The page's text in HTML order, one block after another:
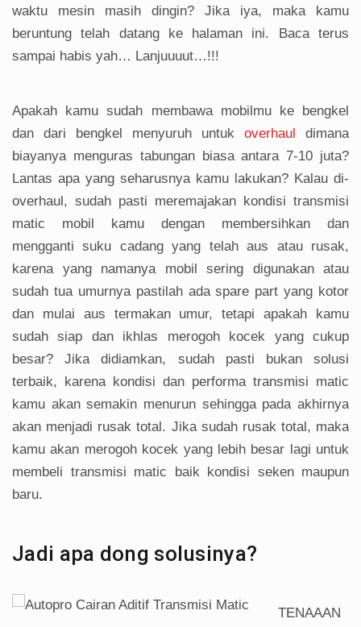
waktu mesin masih dingin? Jika iya, maka kamu
beruntung telah datang ke halaman ini. Baca terus
sampai habis yah… Lanjuuuut…!!!
Apakah kamu sudah membawa mobilmu ke bengkel
dan dari bengkel menyuruh untuk overhaul
dimana
biayanya menguras tabungan biasa antara 7-10 juta?
Lantas apa yang seharusnya kamu lakukan? Kalau di-
overhaul, sudah pasti meremajakan kondisi transmisi
matic mobil kamu dengan membersihkan dan
mengganti suku cadang yang telah aus atau rusak,
karena yang namanya mobil sering digunakan atau
sudah tua umurnya pastilah ada spare part yang kotor
dan mulai aus termakan umur, tetapi apakah kamu
sudah siap dan ikhlas merogoh kocek yang cukup
besar? Jika didiamkan, sudah pasti bukan solusi
terbaik, karena kondisi dan performa transmisi matic
kamu akan semakin menurun sehingga pada akhirnya
akan menjadi rusak total. Jika sudah rusak total, maka
kamu akan merogoh kocek yang lebih besar lagi untuk
membeli transmisi matic baik kondisi seken maupun
baru.
Jadi apa dong solusinya?
TENAAAN